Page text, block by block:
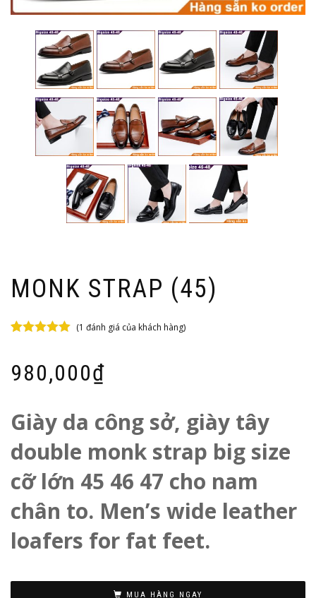
MONK STRAP (45)
giá
(1 đánh giá của khách hàng)
980,000₫
Giày da công sở, giày tây
double monk strap big size
cỡ lớn 45 46 47 cho nam
chân to. Men’s wide leather
loafers for fat feet.
MUA HÀNG NGAY